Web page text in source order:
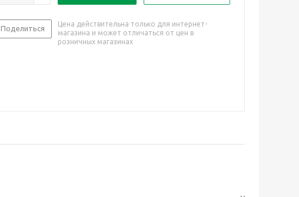
Поделиться
Цена действительна только для интернет-
магазина и может отличаться от цен в
розничных магазинах